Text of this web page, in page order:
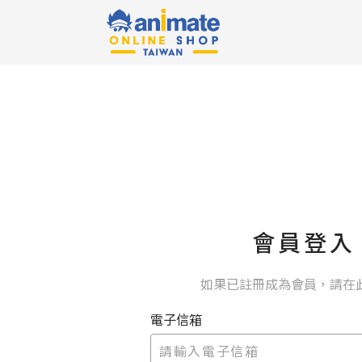
會員登入
如果已註冊成為會員，請在
電子信箱